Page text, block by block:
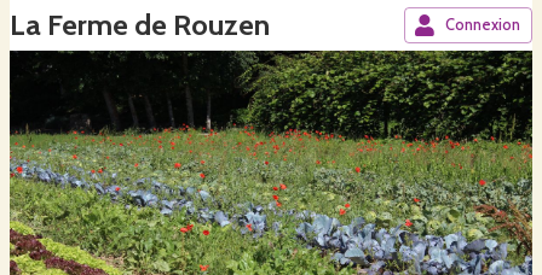
La Ferme de Rouzen Connexion